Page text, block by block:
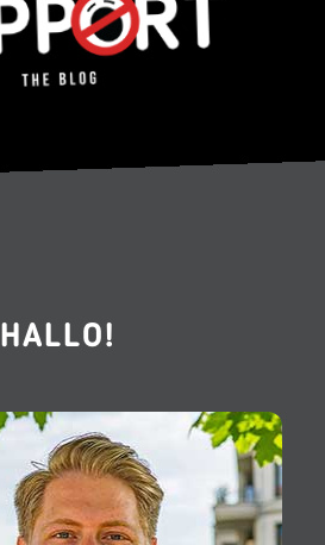
HALLO!